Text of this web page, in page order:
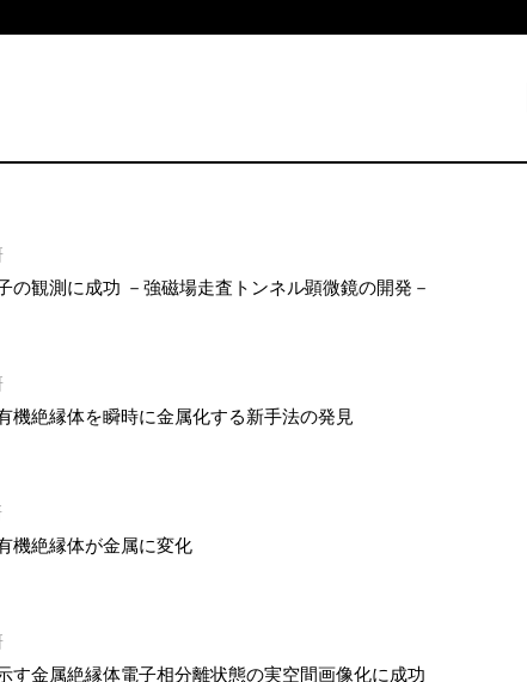
の観測に成功 －強磁場走査トンネル顕微鏡の開発－
機絶縁体を瞬時に金属化する新手法の発見
機絶縁体が金属に変化
す金属絶縁体電子相分離状態の実空間画像化に成功